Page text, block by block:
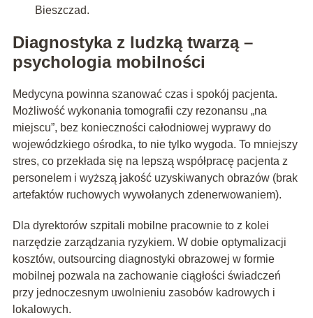
Bieszczad.
Diagnostyka z ludzką twarzą –
psychologia mobilności
Medycyna powinna szanować czas i spokój pacjenta.
Możliwość wykonania tomografii czy rezonansu „na
miejscu”, bez konieczności całodniowej wyprawy do
wojewódzkiego ośrodka, to nie tylko wygoda. To mniejszy
stres, co przekłada się na lepszą współpracę pacjenta z
personelem i wyższą jakość uzyskiwanych obrazów (brak
artefaktów ruchowych wywołanych zdenerwowaniem).
Dla dyrektorów szpitali mobilne pracownie to z kolei
narzędzie zarządzania ryzykiem. W dobie optymalizacji
kosztów, outsourcing diagnostyki obrazowej w formie
mobilnej pozwala na zachowanie ciągłości świadczeń
przy jednoczesnym uwolnieniu zasobów kadrowych i
lokalowych.